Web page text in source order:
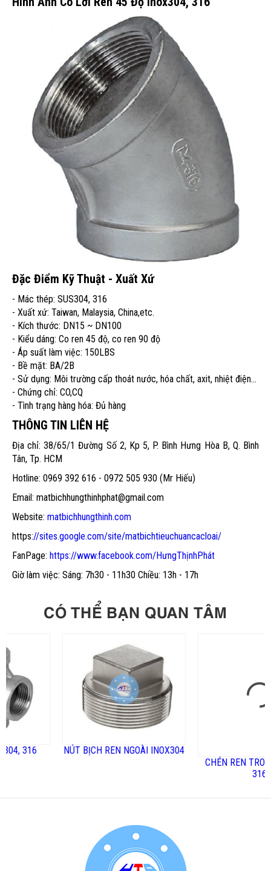
Đặc Điểm Kỹ Thuật - Xuất Xứ
- Mác thép: SUS304, 316
- Xuất xứ: Taiwan, Malaysia, China,etc.
- Kích thước: DN15 ~ DN100
- Kiểu dáng: Co ren 45 độ, co ren 90 độ
- Áp suất làm việc: 150LBS
- Bề mặt: BA/2B
- Sử dụng: Môi trường cấp thoát nước, hóa chất, axit, nhiệt điện...
- Chứng chỉ: CO,CQ
- Tình trạng hàng hóa: Đủ hàng
THÔNG TIN LIÊN HỆ
Địa chỉ: 38/65/1 Đường Số 2, Kp 5, P. Bình Hưng Hòa B, Q. Bình
Tân, Tp. HCM
Hotline: 0969 392 616 - 0972 505 930 (Mr Hiếu)
Email: matbichhungthinhphat@gmail.com
Website: matbichhungthinh.com
https://sites.google.com/site/matbichtieuchuancacloai/
FanPage: https://www.facebook.com/HưngThịnhPhát
Giờ làm việc: Sáng: 7h30 - 11h30 Chiều: 13h - 17h
CÓ THỂ BẠN QUAN TÂM
NÚT BỊCH REN NGOÀI INOX304
CHÉN REN TRONG
316